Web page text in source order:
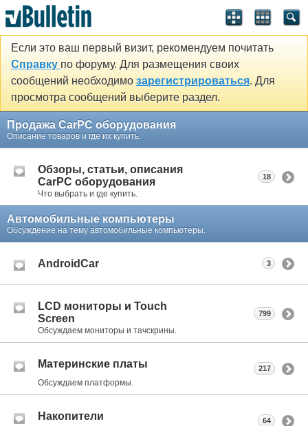
Если это ваш первый визит, рекомендуем почитать
Справку по форуму. Для размещения своих
сообщений необходимо зарегистрироваться. Для
просмотра сообщений выберите раздел.
Продажа CarPC оборудования
Описание товаров и где их купить.
Обзоры, статьи, описания
CarPC оборудования
Что выбрать и где купить.
18
Автомобильные компьютеры
Обсуждение на тему автомобильные компьютеры.
AndroidCar 3
LCD мониторы и Touch
Screen
Обсуждаем мониторы и тачскрины.
799
Материнские платы
Обсуждаем платформы.
217
Накопители 64